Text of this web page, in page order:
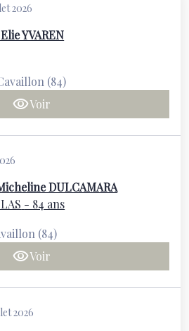
2026
YVAREN
(84)
Voir
DULCAMARA
- 84 ans
(84)
Voir
2026